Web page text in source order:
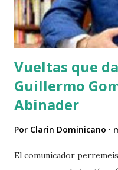
Vueltas que
Guillermo
Abinader
Por Clarin Dominicano
El comunicador